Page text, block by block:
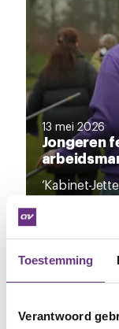
Toestemming
Verantwoord
13 mei 2026
Jongeren
‘Kabinet-
grof vuil’
NIEUWS